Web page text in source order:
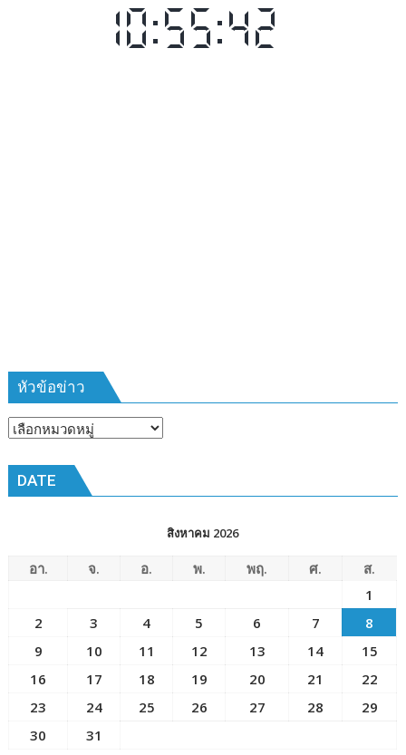
วัง
พาน
ม.4
จัด
ประชุม
คณะ
หัวข้อข่าว
หัวข้อ
DATE
สิงหาคม 2026
อา. จ. อ. พ. พฤ. ศ.
ส.
1
2
3 4 5 6 7
8
9
10 11 12 13 14
15
16
17 18 19 20 21
22
23
24 25 26 27 28
29
30
31